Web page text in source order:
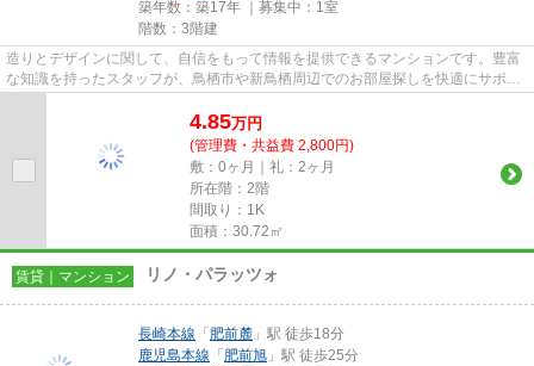
築年数：築17年 ｜募集中： 1室
階数：3階建
造りとデザインに関して、自信をもって情報を提供できるマンションです。豊富
な知識を持ったスタッフが、鳥栖市や新鳥栖周辺でのお部屋探しを快適にサポー
ト致します。まずはお問い合...
4.85万円
(管理費・共益費 2,800円)
敷：0ヶ月｜礼：2ヶ月
所在階：2階
間取り：1K
面積：30.72㎡
賃貸｜マンション リノ・パラッツォ
長崎本線 「肥前麓 」駅 徒歩18分
鹿児島本線 「肥前旭 」駅 徒歩25分